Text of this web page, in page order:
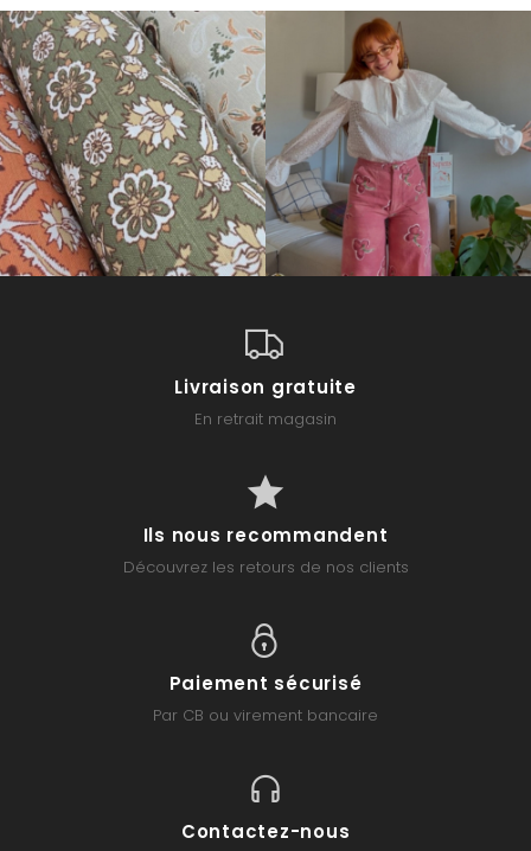
Livraison gratuite
En retrait magasin
Ils nous recommandent
Découvrez les retours de nos clients
Paiement sécurisé
Par CB ou virement bancaire
Contactez-nous